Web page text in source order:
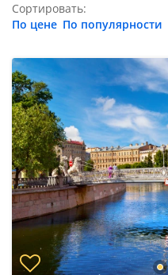
Сортировать:
По цене По популярности